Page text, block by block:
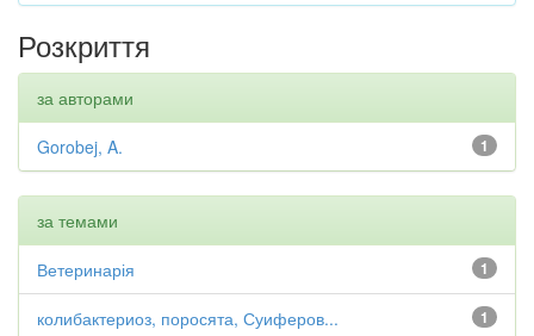
Розкриття
за авторами
1
Gorobej, A.
за темами
1
Ветеринарія
1
колибактериоз, поросята, Суиферов...